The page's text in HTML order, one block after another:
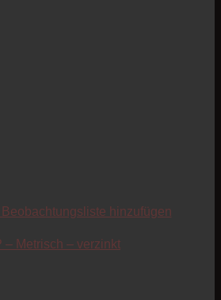
hinzufügen
– Metrisch – verzinkt